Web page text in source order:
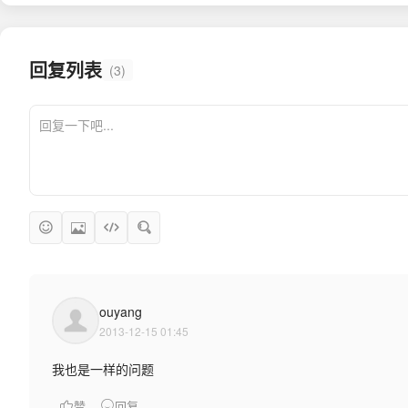
回复列表 (3)
ouyang
2013-12-15 01:45
我也是一样的问题